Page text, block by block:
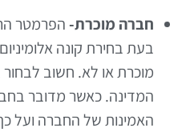
חברה מוכרת-הפרמטר
בעת בחירת קונה
מוכרת או לא. חשוב
המדינה. כאשר מדובר
האמינות של החברה ועל